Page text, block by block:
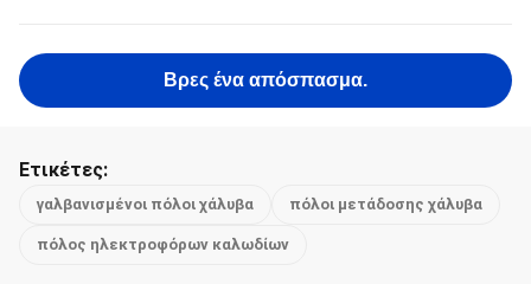
Βρες ένα απόσπασμα.
Ετικέτες:
γαλβανισμένοι πόλοι χάλυβα πόλοι μετάδοσης χάλυβα
πόλος ηλεκτροφόρων καλωδίων